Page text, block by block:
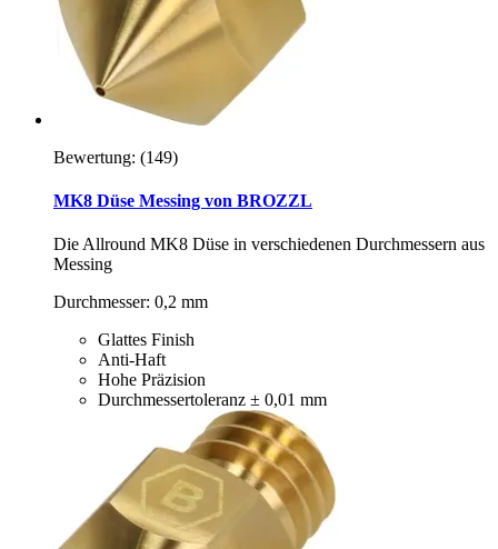
Bewertung: (149)
MK8 Düse Messing von BROZZL
Die Allround MK8 Düse in verschiedenen Durchmessern aus
Messing
Durchmesser: 0,2 mm
Glattes Finish
Anti-Haft
Hohe Präzision
Durchmessertoleranz ± 0,01 mm